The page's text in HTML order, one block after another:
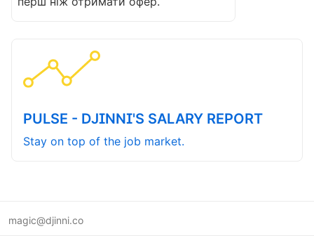
PULSE - DJINNI'S SALARY REPORT
Stay on top of the job market.
magic@djinni.co